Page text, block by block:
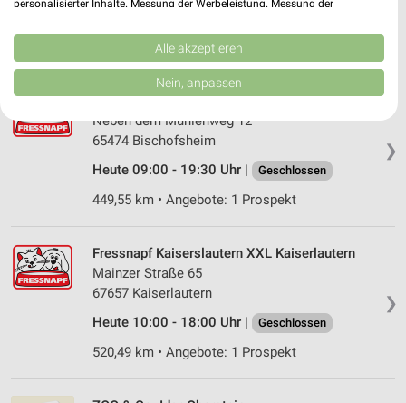
450,31 km • Angebote: 1 Prospekt
❯
Fressnapf Bischofsheim
Neben dem Mühlenweg 12
65474 Bischofsheim
Heute 09:00 - 19:30 Uhr |
Geschlossen
449,55 km • Angebote: 1 Prospekt
❯
Fressnapf Kaiserslautern XXL Kaiserlautern
Mainzer Straße 65
67657 Kaiserlautern
Heute 10:00 - 18:00 Uhr |
Geschlossen
520,49 km • Angebote: 1 Prospekt
personalisierter Inhalte. Messung der Werbeleistung. Messung der
Kombinationen von Daten aus verschiedenen Quellen. Entwicklung und
Verbesserung der Angebote. Verwendung reduzierter Daten zur Auswahl
von Inhalten.
Daten können außerhalb der Europäischen Union weitergegeben und in die
USA gesendet werden.
Website/App.
Partnerliste anzeigen (1 IAB-Anbieter)
Wir nutzen Ihre Daten für folgende Zwecke:
IAB-Verarbeitungszwecke:
Verwendung reduzierter Daten zur Auswahl von
Werbeanzeigen
Erstellung von Profilen für personalisierte
personalisierter Werbung
Alle akzeptieren
Nein, anpassen